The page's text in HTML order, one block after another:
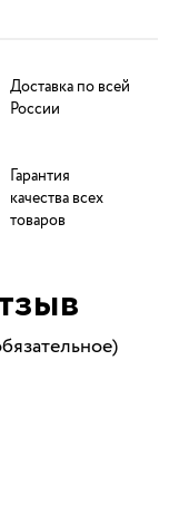
Доставка по всей
России
Гарантия
качества всех
товаров